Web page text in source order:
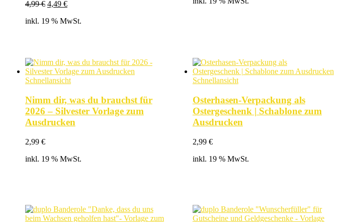
4,99€ Ursprünglicher
war:
4,49 €Aktueller
ist:
inkl. 19 % MwSt.
Schnellansicht
Nimm dir, was du brauchst für
2026 – Silvester Vorlage zum
Ausdrucken
2,99 €
inkl. 19 % MwSt.
Schnellansicht
Osterhasen-Verpackung als
Ostergeschenk | Schablone zum
Ausdrucken
2,99 €
inkl. 19 % MwSt.